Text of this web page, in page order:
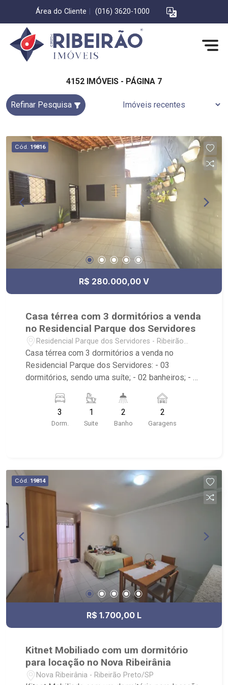
Área do Cliente (016) 3620-1000
4152 IMÓVEIS - PÁGINA 7
Refinar Pesquisa
Cód. 19816
R$ 280.000,00 V
Casa térrea com 3 dormitórios a venda
no Residencial Parque dos Servidores
Residencial Parque dos Servidores - Ribeirão
Preto/SP
Casa térrea com 3 dormitórios a venda no
Residencial Parque dos Servidores: - 03
dormitórios, sendo uma suíte; - 02 banheiros; - 02
- Living dois ambientes; - Área de serviço; -
Quintal; - Localizado próximo à Praça do Zé
Mario, Rapozo Store e Espaço divas Barbosa.
3
Dorm.
1
Suite
2
Banho
2
Garagens
Cód. 19814
R$ 1.700,00 L
Kitnet Mobiliado com um dormitório
para locação no Nova Ribeirânia
Nova Ribeirânia - Ribeirão Preto/SP